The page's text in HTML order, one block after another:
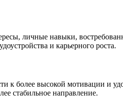
личные навыки,
и карьерного роста.
к более высокой мотивации и
стабильное направление.